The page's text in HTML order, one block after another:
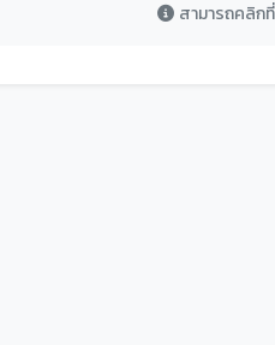
สามารถคลิก